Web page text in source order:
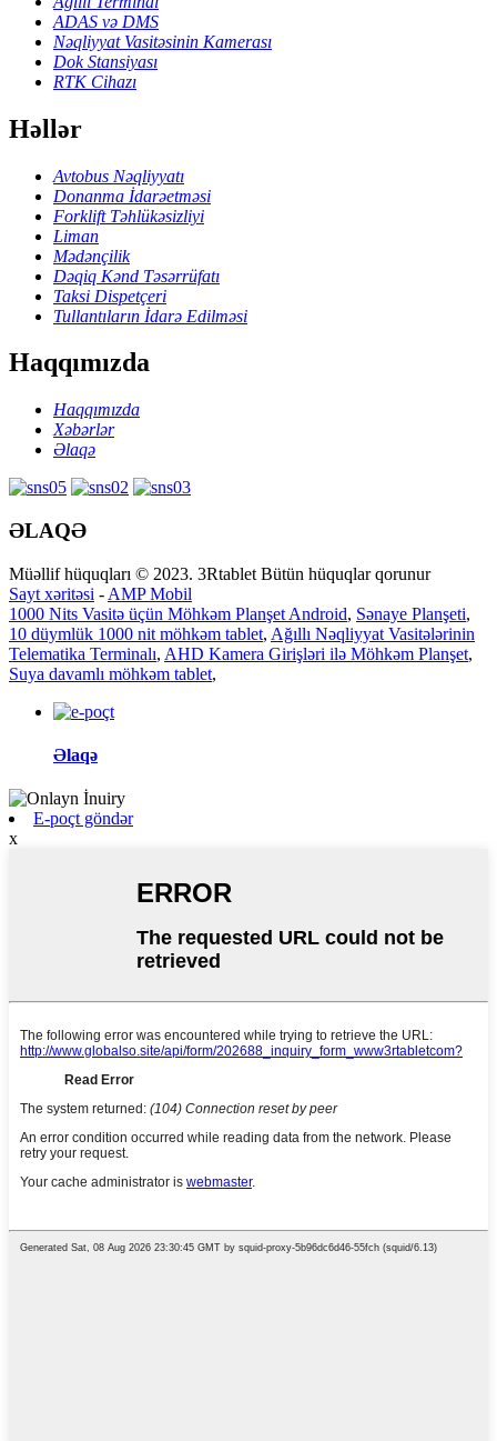
ADAS və DMS
Nəqliyyat Vasitəsinin Kamerası
Dok Stansiyası
RTK Cihazı
Həllər
Avtobus Nəqliyyatı
Donanma İdarəetməsi
Forklift Təhlükəsizliyi
Liman
Mədənçilik
Dəqiq Kənd Təsərrüfatı
Taksi Dispetçeri
Tullantıların İdarə Edilməsi
Haqqımızda
Haqqımızda
Xəbərlər
Əlaqə
ƏLAQƏ
Müəllif hüquqları © 2023. 3Rtablet Bütün hüquqlar qorunur
Sayt xəritəsi - AMP Mobil
1000 Nits Vasitə üçün Möhkəm Planşet Android, Sənaye Planşeti,
10 düymlük 1000 nit möhkəm tablet, Ağıllı Nəqliyyat Vasitələrinin
Telematika Terminalı, AHD Kamera Girişləri ilə Möhkəm Planşet,
Suya davamlı möhkəm tablet,
Əlaqə
E-poçt göndər
x